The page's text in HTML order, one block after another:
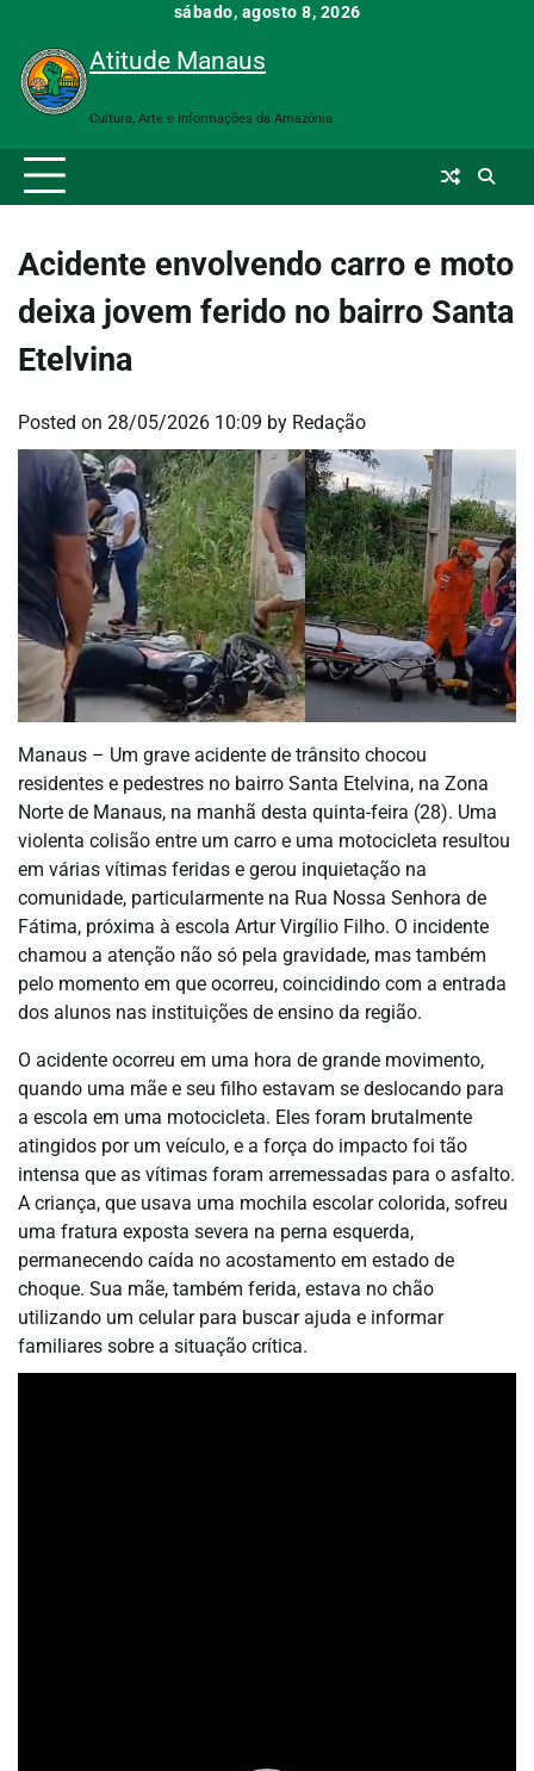
content
sábado, agosto 8, 2026
Atitude Manaus
Cultura, Arte e Informações da Amazônia
Acidente envolvendo carro e moto
deixa jovem ferido no bairro Santa
Etelvina
Posted on 28/05/2026 10:09 by Redação
Manaus – Um grave acidente de trânsito chocou
residentes e pedestres no bairro Santa Etelvina, na Zona
Norte de Manaus, na manhã desta quinta-feira (28). Uma
violenta colisão entre um carro e uma motocicleta resultou
em várias vítimas feridas e gerou inquietação na
comunidade, particularmente na Rua Nossa Senhora de
Fátima, próxima à escola Artur Virgílio Filho. O incidente
chamou a atenção não só pela gravidade, mas também
pelo momento em que ocorreu, coincidindo com a entrada
dos alunos nas instituições de ensino da região.
O acidente ocorreu em uma hora de grande movimento,
quando uma mãe e seu filho estavam se deslocando para
a escola em uma motocicleta. Eles foram brutalmente
atingidos por um veículo, e a força do impacto foi tão
intensa que as vítimas foram arremessadas para o asfalto.
A criança, que usava uma mochila escolar colorida, sofreu
uma fratura exposta severa na perna esquerda,
permanecendo caída no acostamento em estado de
choque. Sua mãe, também ferida, estava no chão
utilizando um celular para buscar ajuda e informar
familiares sobre a situação crítica.